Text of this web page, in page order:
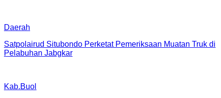
Daerah
Satpolairud Situbondo Perketat Pemeriksaan Muatan Truk di
Pelabuhan Jabgkar
Kab.Buol